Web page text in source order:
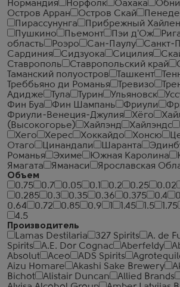
Нормандия
Норфолк Оахака
Остров Арран
Остров Скай
Пирассунунга
Прибрежный
Пушкино
Пьемонт Пэи д'Ож
область
Роэро Сан-Паулу
Санкт-
Сардиния
Сидзуока Сицилия
Ставрополь
Ставропольский край
Таманский полуостров
Ташкент
Треббьяно ди Романья
Тревизо
Адидже
Тула Турин Ульяновск
Фин Буа
Фин Шампань Фриули
Фриули-Венеция-Джулия
Хёго
(Высокогорье)
Хайлэнд Хайлэндс
Хего
Херес Хоккайдо Хонсю
Отаго
Цинандали Шаранта
Романья
Эхиме Южная Каролина
Ямагата
Яманаси
Ярославская
Объем
0.75
0.7 0.05 0.1 0.2 0.25 0.02
0.285
0.3 0.35 0.36 0.375 0.4
0.64
0.72 0.85 0.9 1.45 1.5 1.75
4.5
Производитель
Lamas Destilaria
327 Spirits A. de
Spirits
A.E. Dor Cognac Aberfeldy
Absolut
Aceo ADS Spirits
Aizu Homare
Akashi Sake Brewery
Bichot
Alistair Duncan Allied Brands